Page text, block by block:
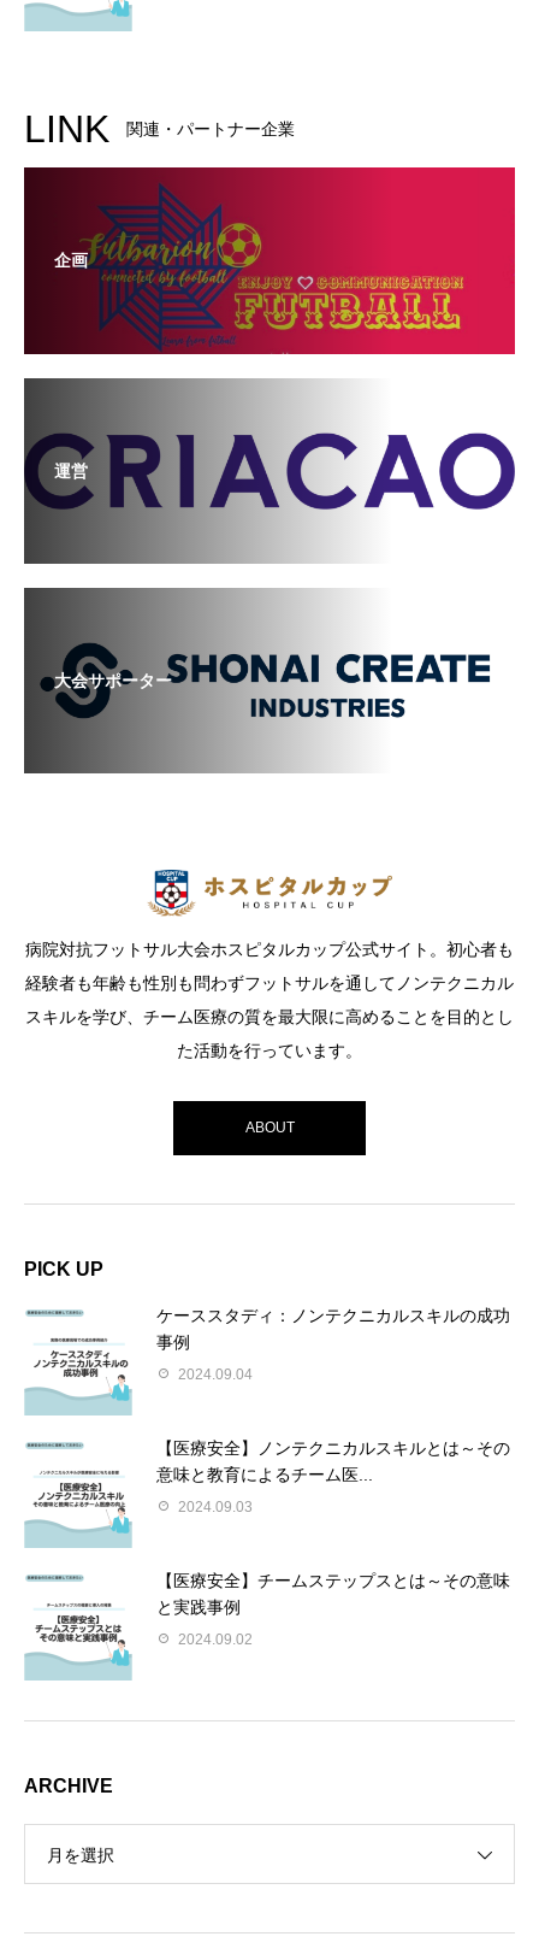
LINK 関連・パートナー企業
企画
運営
大会サポーター
病院対抗フットサル大会ホスピタルカップ公式サイト。初心者も
経験者も年齢も性別も問わずフットサルを通してノンテクニカル
スキルを学び、チーム医療の質を最大限に高めることを目的とし
た活動を行っています。
ABOUT
PICK UP
ケーススタディ：ノンテクニカルスキルの成功
事例
2024.09.04
【医療安全】ノンテクニカルスキルとは～その
意味と教育によるチーム医...
2024.09.03
【医療安全】チームステップスとは～その意味
と実践事例
2024.09.02
ARCHIVE
月を選択